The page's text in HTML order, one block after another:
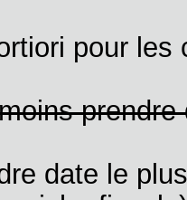
pour les
prendre
date le